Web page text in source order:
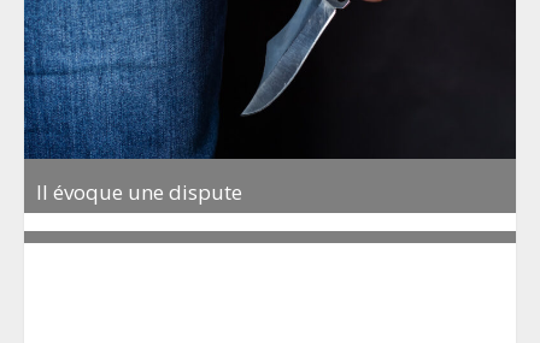
Il évoque une dispute